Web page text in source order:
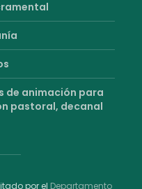
de animación para
pastoral, decanal
por el Departamento